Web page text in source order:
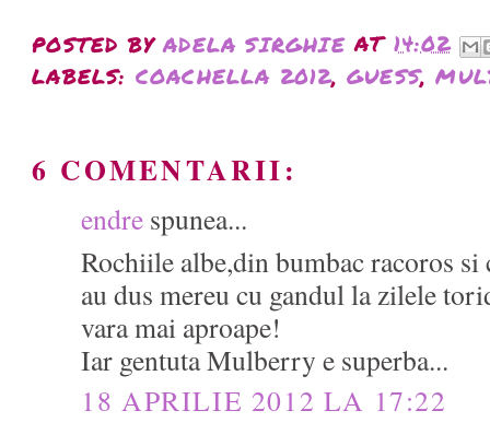
POSTED BYADELA SIRGHIE AT 14:02
LABELS: COACHELLA 2012,GUESS,
6 COMENTARII:
endre spunea...
Rochiile albe,din bumbac racoros
au dus mereu cu gandul la zilele
vara mai aproape!
Iar gentuta Mulberry e superba...
18 APRILIE 2012 LA 17:22